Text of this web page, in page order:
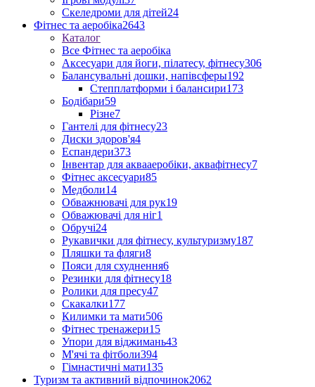
Скеледроми для дітей24
Фітнес та аеробіка2643
Каталог
Все Фітнес та аеробіка
Аксесуари для йоги, пілатесу, фітнесу306
Балансувальні дошки, напівсферы192
Степплатформи і балансири173
Бодібари59
Різне7
Гантелі для фітнесу23
Диски здоров'я4
Еспандери373
Інвентар для аквааеробіки, аквафітнесу7
Фітнес аксесуари85
Медболи14
Обважнювачі для рук19
Обважювачі для ніг1
Обручі24
Рукавички для фітнесу, культуризму187
Пляшки та фляги8
Пояси для схуднення6
Резинки для фітнесу18
Ролики для пресу47
Скакалки177
Килимки та мати506
Фітнес тренажери15
Упори для віджимань43
М'ячі та фітболи394
Гімнастичні мати135
Туризм та активний відпочинок2062